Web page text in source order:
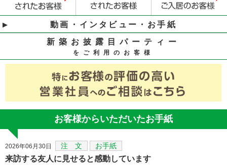
動画・インタビュー・お手紙
新築お披露目パーティー
をご利用のお客様
お客様からいただいたお手紙
2026年06月30日 注 文 お手紙
来訪する友人に見せると感動しています